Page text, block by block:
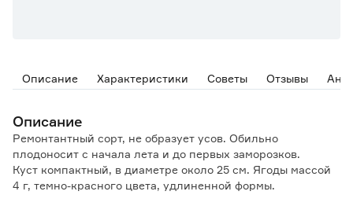
Описание Характеристики Советы Отзывы
Описание
Ремонтантный сорт, не образует усов. Обильно
плодоносит с начала лета и до первых заморозков.
Куст компактный, в диаметре около 25 см. Ягоды массой
4 г, темно-красного цвета, удлиненной формы.